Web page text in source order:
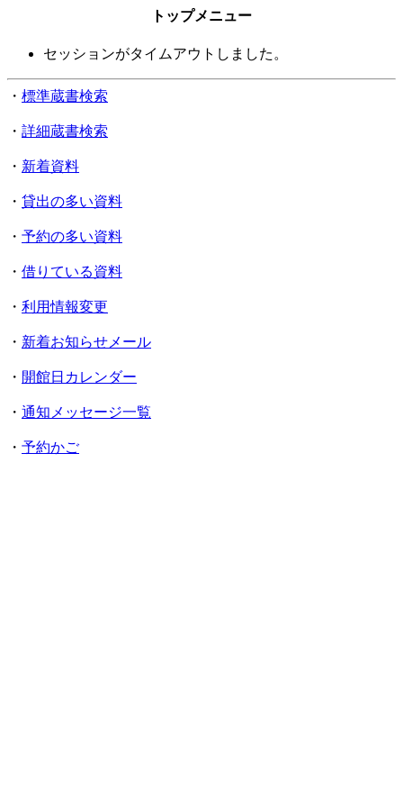
トップメニュー
セッションがタイムアウトしました。
・ 標準蔵書検索
・ 詳細蔵書検索
・ 新着資料
・ 貸出の多い資料
・ 予約の多い資料
・ 借りている資料
・ 利用情報変更
・ 新着お知らせメール
・ 開館日カレンダー
・ 通知メッセージ一覧
・ 予約かご